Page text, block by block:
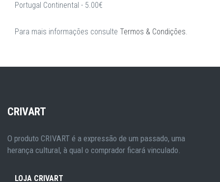
Portugal Continental - 5.00€
Para mais informações consulte Termos & Condições.
CRIVART
O produto CRIVART é a expressão de um passado, uma
herança cultural, à qual o comprador ficará vinculado.
LOJA CRIVART